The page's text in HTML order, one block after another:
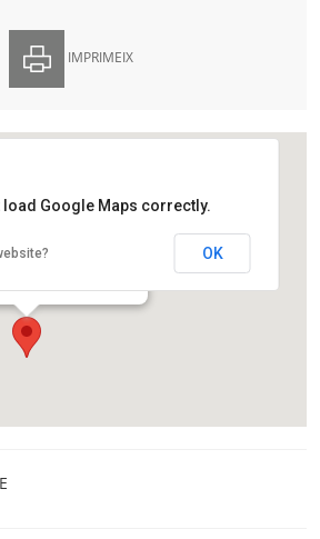
IMPRIMEIX
de Sabadell
s/n
load Google Maps correctly.
OK